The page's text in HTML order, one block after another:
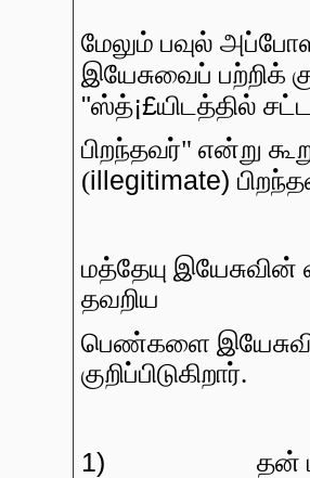
மேலும் பவுல்
இயேசுவைப் பற்றிக்
"ஸ்த்¡£யிடத்தில்
பிறந்தவர்" என்று
(illegitimate)
மத்தேயு
தவறிய
பெண்களை
குறிப்பிடுகிறார்.
1) தன்